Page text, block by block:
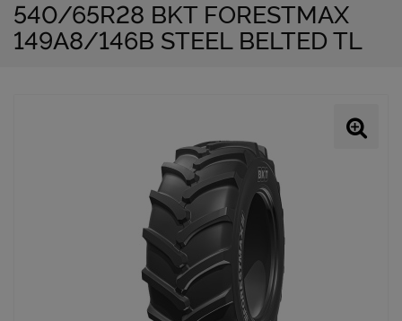
540/65R28 BKT FORESTMAX
149A8/146B STEEL BELTED TL